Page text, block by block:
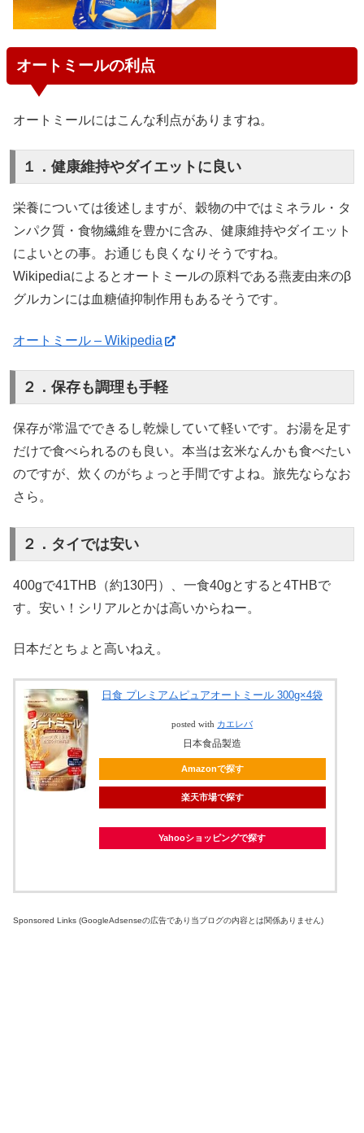
オートミールの利点
オートミールにはこんな利点がありますね。
１．健康維持やダイエットに良い
栄養については後述しますが、穀物の中ではミネラル・タ
ンパク質・食物繊維を豊かに含み、健康維持やダイエット
によいとの事。お通じも良くなりそうですね。
Wikipediaによるとオートミールの原料である燕麦由来のβ
グルカンには血糖値抑制作用もあるそうです。
オートミール – Wikipedia
２．保存も調理も手軽
保存が常温でできるし乾燥していて軽いです。お湯を足す
だけで食べられるのも良い。本当は玄米なんかも食べたい
のですが、炊くのがちょっと手間ですよね。旅先ならなお
さら。
２．タイでは安い
400gで41THB（約130円）、一食40gとすると4THBで
す。安い！シリアルとかは高いからねー。
日本だとちょと高いねえ。
日食 プレミアムピュアオートミール 300g×4袋
posted with カエレバ
日本食品製造
Amazonで探す
楽天市場で探す
Yahooショッピングで探す
Sponsored Links (GoogleAdsenseの広告であり当ブログの内容とは関係ありません)